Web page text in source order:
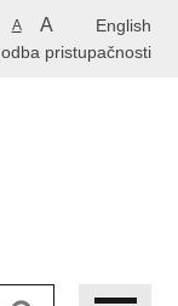
English
A A
pristupačnosti